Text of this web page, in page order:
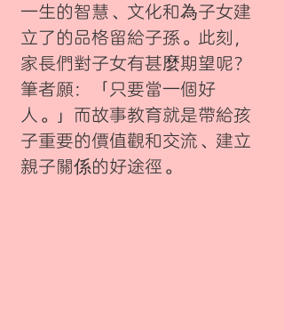
一生的智慧、文化和為子女建
立了的品格留給子孫。此刻，
家長們對子女有甚麼期望呢？
筆者願：「只要當一個好
人。」而故事教育就是帶給孩
子重要的價值觀和交流、建立
親子關係的好途徑。